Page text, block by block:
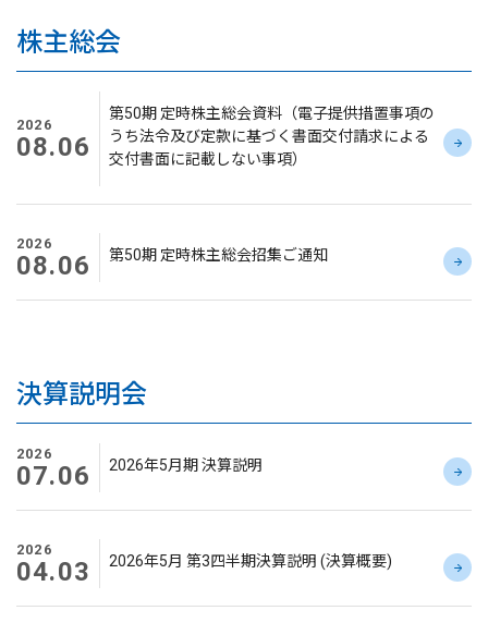
株主総会
2026
08.06
第50期 定時株主総会資料（電子提供措置事項の
うち法令及び定款に基づく書面交付請求による
交付書面に記載しない事項）
2026
08.06 第50期 定時株主総会招集ご通知
決算説明会
2026
07.06 2026年5月期 決算説明
2026
04.03 2026年5月 第3四半期決算説明 (決算概要)